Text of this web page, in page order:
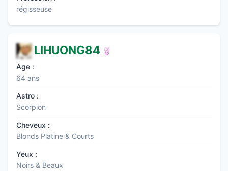
régisseuse
LIHUONG84
Age :
64 ans
Astro :
Scorpion
Cheveux :
Blonds Platine & Courts
Yeux :
Noirs & Beaux